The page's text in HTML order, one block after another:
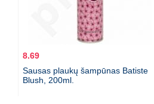
8.69
Sausas plaukų šampūnas Batiste
Blush, 200ml.